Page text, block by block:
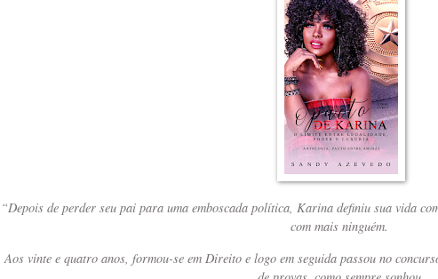
“Depois de perder seu pai para uma emboscada política, Karina definiu sua vida
com mais ninguém.
Aos vinte e quatro anos, formou-se em Direito e logo em seguida passou no